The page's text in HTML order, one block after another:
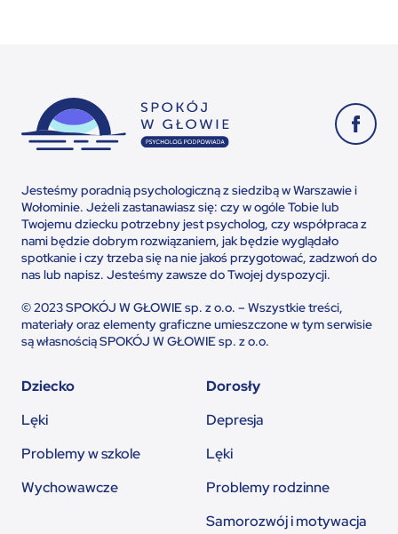
Jesteśmy poradnią psychologiczną z siedzibą w Warszawie i
Wołominie. Jeżeli zastanawiasz się: czy w ogóle Tobie lub
Twojemu dziecku potrzebny jest psycholog, czy współpraca z
nami będzie dobrym rozwiązaniem, jak będzie wyglądało
spotkanie i czy trzeba się na nie jakoś przygotować, zadzwoń do
nas lub napisz. Jesteśmy zawsze do Twojej dyspozycji.
© 2023 SPOKÓJ W GŁOWIE sp. z o.o. – Wszystkie treści,
materiały oraz elementy graficzne umieszczone w tym serwisie
są własnością SPOKÓJ W GŁOWIE sp. z o.o.
Dziecko
Lęki
Problemy w szkole
Wychowawcze
Dorosły
Depresja
Lęki
Problemy rodzinne
Samorozwój i motywacja